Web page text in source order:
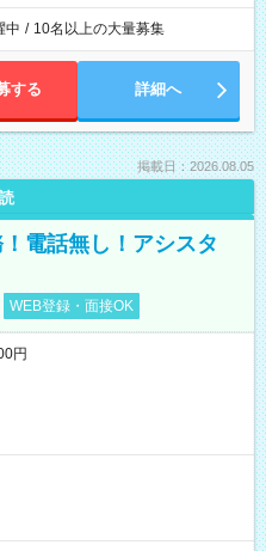
中 / 10名以上の大量募集
する 詳細へ
掲載日：2026.08.05
電話無し！アシスタ
WEB登録・面接OK
円